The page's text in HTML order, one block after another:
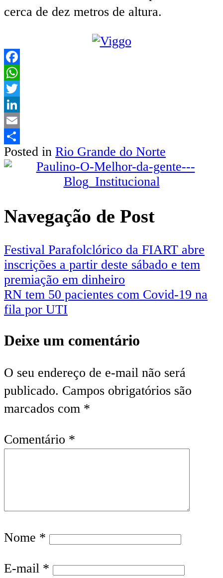
cerca de dez metros de altura.
Facebook
WhatsApp
Twitter
LinkedIn
Email
Share
Posted in Rio Grande do Norte
Navegação de Post
Festival Parafolclórico da FIART abre
inscrições a partir deste sábado e tem
premiação em dinheiro
RN tem 50 pacientes com Covid-19 na
fila por UTI
Deixe um comentário
O seu endereço de e-mail não será
publicado. Campos obrigatórios são
marcados com *
Comentário *
Nome *
E-mail *